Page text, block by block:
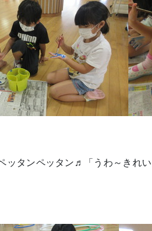
ッタンペッタン♬「うわ～きれ